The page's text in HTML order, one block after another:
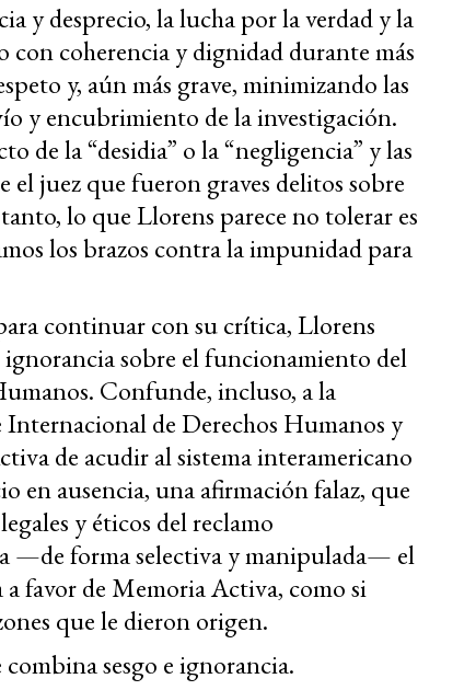
y desprecio, la lucha por la verdad y la
con coherencia y dignidad durante más
y, aún más grave, minimizando las
y encubrimiento de la investigación.
de la “desidia” o la “negligencia” y las
el juez que fueron graves delitos sobre
lo que Llorens parece no tolerar es
los brazos contra la impunidad para
continuar con su crítica, Llorens
ignorancia sobre el funcionamiento del
Confunde, incluso, a la
de Derechos Humanos y
de acudir al sistema interamericano
en ausencia, una afirmación falaz, que
y éticos del reclamo
—de forma selectiva y manipulada— el
favor de Memoria Activa, como si
que le dieron origen.
sesgo e ignorancia.